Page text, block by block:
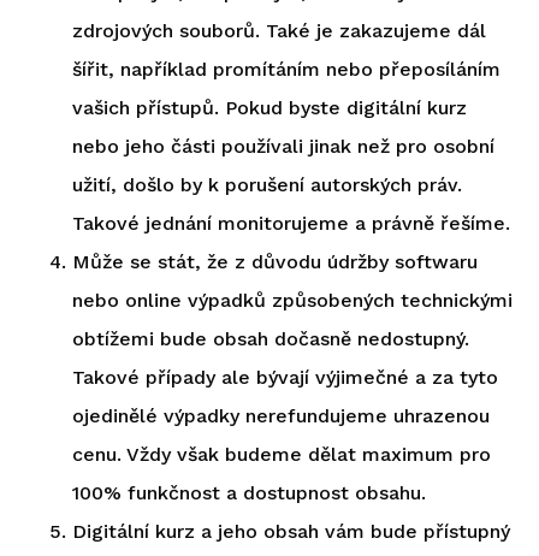
zdrojových souborů. Také je zakazujeme dál
šířit, například promítáním nebo přeposíláním
vašich přístupů. Pokud byste digitální kurz
nebo jeho části používali jinak než pro osobní
užití, došlo by k porušení autorských práv.
Takové jednání monitorujeme a právně řešíme.
Může se stát, že z důvodu údržby softwaru
nebo online výpadků způsobených technickými
obtížemi bude obsah dočasně nedostupný.
Takové případy ale bývají výjimečné a za tyto
ojedinělé výpadky nerefundujeme uhrazenou
cenu. Vždy však budeme dělat maximum pro
100% funkčnost a dostupnost obsahu.
Digitální kurz a jeho obsah vám bude přístupný